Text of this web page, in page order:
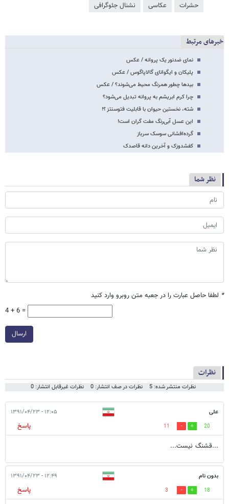
حشرات عکاسی نشنال جئوگرافی
خبرهای مرتبط
نمای ضدنور یک پروانه / عکس
پلیکان و ایگوانای گالاپاگوس / عکس
بیدها چطور همرنگ محیط می‌شوند؟ / عکس
چرا کرم ابریشم به پروانه تبدیل می‌شود؟
شته، نخستین حیوان با قابلیت فتوسنتز ؟!
این عسل آبی‌رنگ مفت گران است!
گرده‌افشانی سوسک سرباز
کفشدوزک و آخرین دانه قاصدک
نظر شما
* لطفا حاصل عبارت را در جعبه متن روبرو وارد کنید
4 + 6 =
ارسال
نظرات
نظرات منتشر شده: 5 نظرات در صف انتشار: 0 نظرات غیرقابل انتشار: 0
علی ۱۲:۰۵ - ۱۳۹۱/۰۴/۲۳
20
11
پاسخ
...قشنگ نیست...
بدون نام ۱۲:۴۹ - ۱۳۹۱/۰۴/۲۳
18
3 پاسخ